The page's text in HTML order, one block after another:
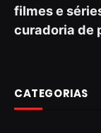
filmes e
curadoria de
CATEGORIAS